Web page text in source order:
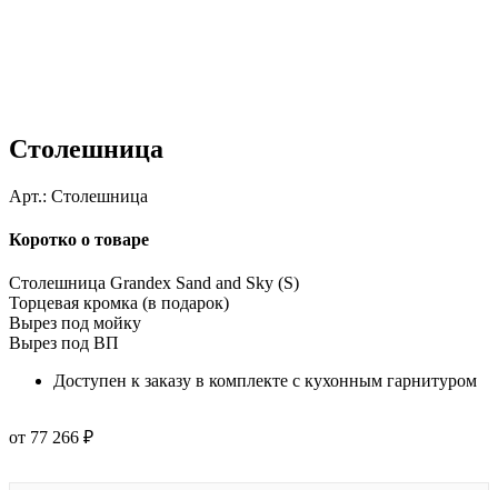
Столешница
Арт.: Столешница
Коротко о товаре
Столешница Grandex Sand and Sky (S)
Торцевая кромка (в подарок)
Вырез под мойку
Вырез под ВП
Доступен к заказу в комплекте с кухонным гарнитуром
от 77 266 ₽